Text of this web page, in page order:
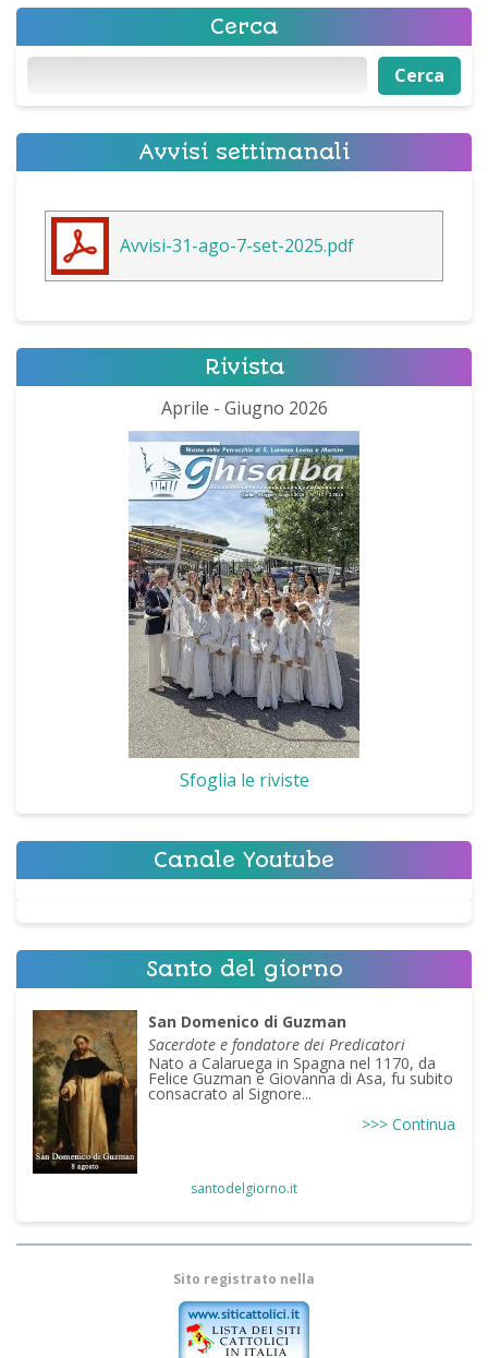
Cerca
Cerca Cerca
Avvisi settimanali
Avvisi-31-ago-7-set-2025.pdf
Rivista
Aprile - Giugno 2026
Sfoglia le riviste
Canale Youtube
Santo del giorno
San Domenico di Guzman
Sacerdote e fondatore dei Predicatori
Nato a Calaruega in Spagna nel 1170, da
Felice Guzman e Giovanna di Asa, fu subito
consacrato al Signore...
>>> Continua
santodelgiorno.it
Sito registrato nella